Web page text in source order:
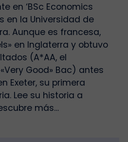
en ‘BSc Economics
en la Universidad de
Aunque es francesa,
en Inglaterra y obtuvo
(A*AA, el
Good» Bac) antes
Exeter, su primera
Lee su historia a
más…